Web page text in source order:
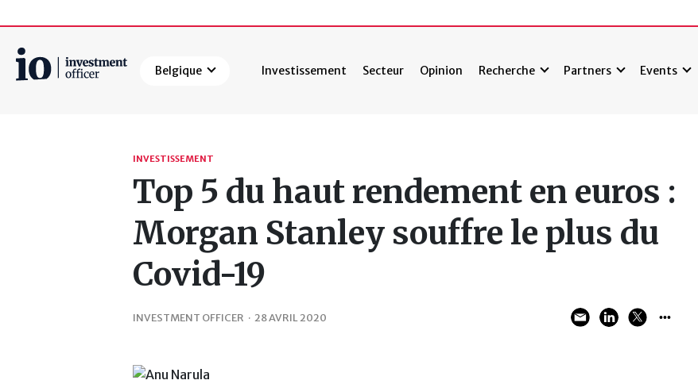
Belgique Investissement Secteur Opinion Recherche Partners Events
INVESTISSEMENT
Top 5 du haut rendement en euros :
Morgan Stanley souffre le plus du
Covid-19
INVESTMENT OFFICER · 28 AVRIL 2020